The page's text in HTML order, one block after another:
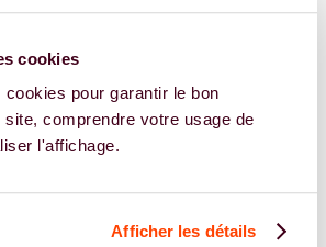
cookies
pour garantir le bon
comprendre votre usage de
l'affichage.
Afficher les détails
UN SPÉCIALISTE
femmes déjà accompagnées !